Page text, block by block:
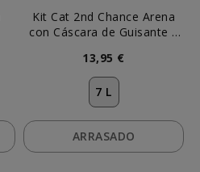
Kit Cat 2nd Chance Arena
con Cáscara de Guisante y
13,95 €
7 L
ARRASADO